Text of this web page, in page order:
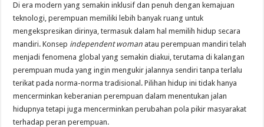
Di era modern yang semakin inklusif dan penuh dengan kemajuan
teknologi, perempuan memiliki lebih banyak ruang untuk
mengekspresikan dirinya, termasuk dalam hal memilih hidup secara
mandiri. Konsep independent woman atau perempuan mandiri telah
menjadi fenomena global yang semakin diakui, terutama di kalangan
perempuan muda yang ingin mengukir jalannya sendiri tanpa terlalu
terikat pada norma-norma tradisional. Pilihan hidup ini tidak hanya
mencerminkan keberanian perempuan dalam menentukan jalan
hidupnya tetapi juga mencerminkan perubahan pola pikir masyarakat
terhadap peran perempuan.